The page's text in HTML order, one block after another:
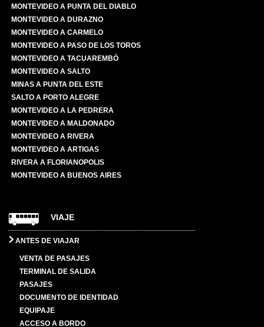
MONTEVIDEO A PUNTA DEL DIABLO
MONTEVIDEO A DURAZNO
MONTEVIDEO A CARMELO
MONTEVIDEO A PASO DE LOS TOROS
MONTEVIDEO A TACUAREMBÓ
MONTEVIDEO A SALTO
MINAS A PUNTA DEL ESTE
SALTO A PORTO ALEGRE
MONTEVIDEO A LA PEDRERA
MONTEVIDEO A MALDONADO
MONTEVIDEO A RIVERA
MONTEVIDEO A ARTIGAS
RIVERA A FLORIANOPOLIS
MONTEVIDEO A BUENOS AIRES
VIAJE
ANTES DE VIAJAR
VENTA DE PASAJES
TERMINAL DE SALIDA
PASAJES
DOCUMENTO DE IDENTIDAD
EQUIPAJE
ACCESO A BORDO